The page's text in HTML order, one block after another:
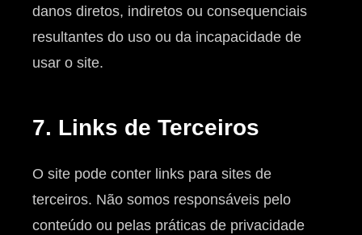
danos diretos, indiretos ou consequenciais
resultantes do uso ou da incapacidade de
usar o site.
7. Links de Terceiros
O site pode conter links para sites de
terceiros. Não somos responsáveis pelo
conteúdo ou pelas práticas de privacidade